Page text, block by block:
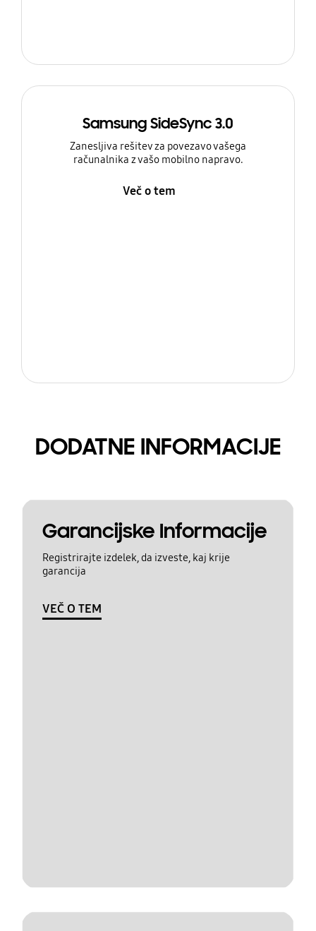
Samsung SideSync 3.0
Zanesljiva rešitev za povezavo vašega
računalnika z vašo mobilno napravo.
Več o tem
DODATNE INFORMACIJE
Garancijske Informacije
Registrirajte izdelek, da izveste, kaj krije
garancija
VEČ O TEM